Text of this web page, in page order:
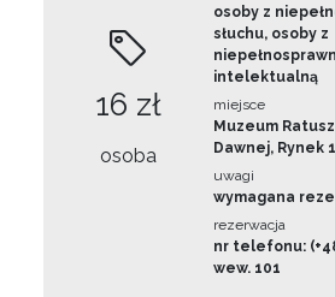
16 zł
osoba
osoby z
słuchu, osoby z
intelektualną
miejsce
Muzeum
Dawnej, Rynek
uwagi
wymagana
rezerwacja
nr telefonu:
wew. 101